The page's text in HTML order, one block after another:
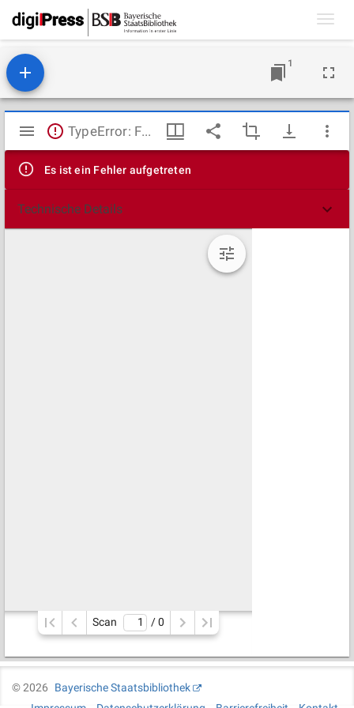
1
Mirador
Viewer
TypeError: Failed to fetch
Es ist ein Fehler aufgetreten
Technische Details
Scan / 0
©2026
Bayerische Staatsbibliothek